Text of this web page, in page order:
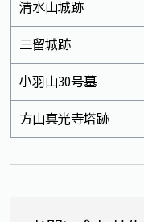
清水山城跡
三留城跡
小羽山30号墓
方山真光寺塔跡